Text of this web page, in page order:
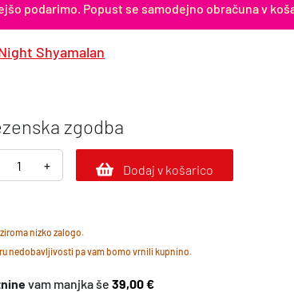
podarimo. Popust se samodejno obračuna v
Shyamalan
zgodba
+ Dodaj v košarico
nizko zalogo.
nedobavljivosti pa vam bomo vrnili kupnino.
vam manjka še39,00 €